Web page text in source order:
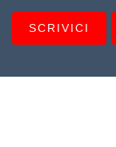
SCRIVICI